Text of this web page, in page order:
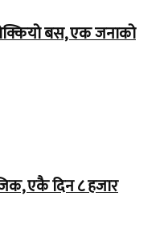
बस, एक जनाको
एकै दिन ८ हजार